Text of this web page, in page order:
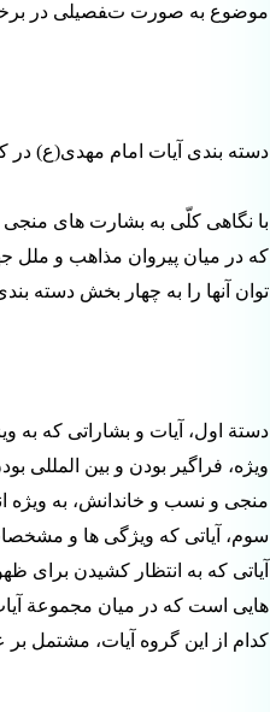
موضوع به صورت تفصیلی در برخی
دسته بندی آیات امام مهدی(ع) در
با نگاهی کلّی به بشارت های منجی
که در میان پیروان مذاهب و ملل
توان آنها را به چهار بخش دسته
دستة اول، آیات و بشاراتی که
ویژه، فراگیر بودن و بین المللی
منجی و نسب و خاندانش، به ویژه
سوم، آیاتی که ویژگی ها و
آیاتی که به انتظار کشیدن برای
هایی است که در میان مجموعة
کدام از این گروه آیات، مشتمل